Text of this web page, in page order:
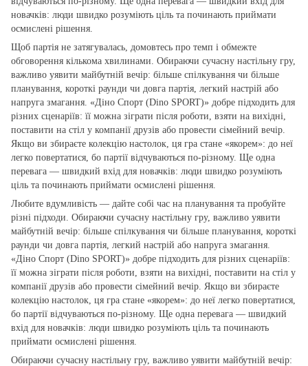
новачків: люди швидко розуміють ціль та починають приймати
осмислені рішення.
Щоб партія не затягувалась, домовтесь про темп і обмежте
обговорення кількома хвилинами. Обираючи сучасну настільну гру,
важливо уявити майбутній вечір: більше спілкування чи більше
планування, короткі раунди чи довга партія, легкий настрій або
напруга змагання. «Діно Спорт (Dino SPORT)» добре підходить для
різних сценаріїв: її можна зіграти після роботи, взяти на вихідні,
поставити на стіл у компанії друзів або провести сімейний вечір.
Якщо ви збираєте колекцію настолок, ця гра стане «якорем»: до неї
легко повертатися, бо партії відчуваються по‑різному. Ще одна
перевага — швидкий вхід для новачків: люди швидко розуміють
ціль та починають приймати осмислені рішення.
Любите вдумливість — дайте собі час на планування та пробуйте
різні підходи. Обираючи сучасну настільну гру, важливо уявити
майбутній вечір: більше спілкування чи більше планування, короткі
раунди чи довга партія, легкий настрій або напруга змагання.
«Діно Спорт (Dino SPORT)» добре підходить для різних сценаріїв:
її можна зіграти після роботи, взяти на вихідні, поставити на стіл у
компанії друзів або провести сімейний вечір. Якщо ви збираєте
колекцію настолок, ця гра стане «якорем»: до неї легко повертатися,
бо партії відчуваються по‑різному. Ще одна перевага — швидкий
вхід для новачків: люди швидко розуміють ціль та починають
приймати осмислені рішення.
Обираючи сучасну настільну гру, важливо уявити майбутній вечір: